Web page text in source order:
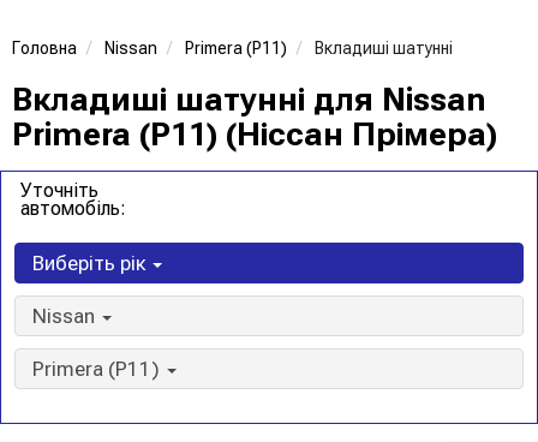
Головна Nissan Primera (P11) Вкладиші шатунні
Вкладиші шатунні для Nissan
Primera (P11) (Ніссан Прімера)
Уточніть
автомобіль:
Виберіть рік
Nissan
Primera (P11)